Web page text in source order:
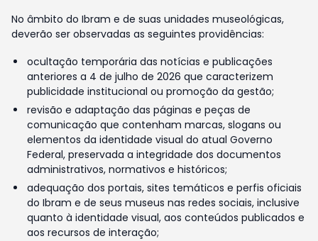
No âmbito do Ibram e de suas unidades museológicas,
deverão ser observadas as seguintes providências:
ocultação temporária das notícias e publicações
anteriores a 4 de julho de 2026 que caracterizem
publicidade institucional ou promoção da gestão;
revisão e adaptação das páginas e peças de
comunicação que contenham marcas, slogans ou
elementos da identidade visual do atual Governo
Federal, preservada a integridade dos documentos
administrativos, normativos e históricos;
adequação dos portais, sites temáticos e perfis oficiais
do Ibram e de seus museus nas redes sociais, inclusive
quanto à identidade visual, aos conteúdos publicados e
aos recursos de interação;